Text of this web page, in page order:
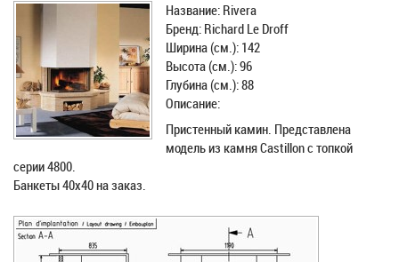
Название: Rivera
Бренд: Richard Le Droff
Ширина (см.): 142
Высота (см.): 96
Глубина (см.): 88
Описание:
Пристенный камин. Представлена
модель из камня Castillon с топкой
серии 4800.
Банкеты 40х40 на заказ.